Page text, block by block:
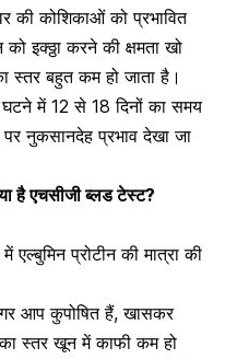
की कोशिकाओं को प्रभावित
इक्ठ्ठा करने की क्षमता खो
स्तर बहुत कम हो जाता है।
घटने में 12 से 18 दिनों का समय
नुकसानदेह प्रभाव देखा जा
है एचसीजी ब्लड टेस्ट?
प्रोटीन की मात्रा की
आप कुपोषित हैं, खासकर
का स्तर खून में काफी कम हो